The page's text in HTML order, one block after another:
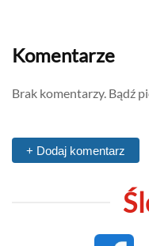
Komentarze
Brak komentarzy. Bądź
+ Dodaj komentarz